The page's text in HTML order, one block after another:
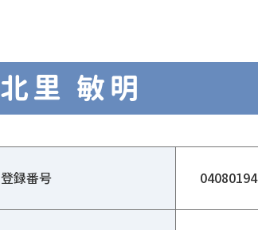
北里 敏明
登録番号 04080194